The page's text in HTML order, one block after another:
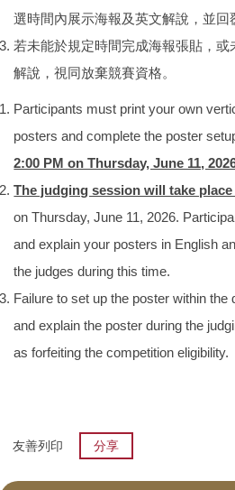
選時間內展示海報及英文解說，並回
若未能於規定時間完成海報張貼，或
解說，視同放棄競賽資格。
Participants must print your own
posters and complete the poster
2:00 PM on Thursday, June 11,
The judging session will take
on Thursday, June 11, 2026.
and explain your posters in English
the judges during this time.
Failure to set up the poster within
and explain the poster during the
as forfeiting the competition eligibility.
友善列印 分享